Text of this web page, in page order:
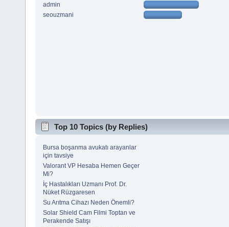
admin
seouzmani
Top 10 Topics (by Replies)
Bursa boşanma avukatı arayanlar
için tavsiye
Valorant VP Hesaba Hemen Geçer
Mi?
İç Hastalıkları Uzmanı Prof. Dr.
Nüket Rüzgaresen
Su Arıtma Cihazı Neden Önemli?
Solar Shield Cam Filmi Toptan ve
Perakende Satışı